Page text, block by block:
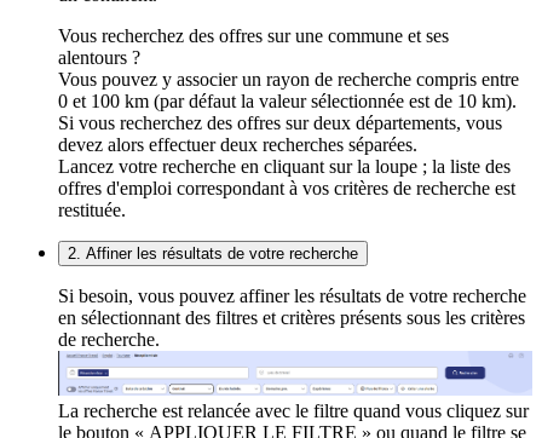
Vous recherchez des offres sur une commune et ses
alentours ?
Vous pouvez y associer un rayon de recherche compris entre
0 et 100 km (par défaut la valeur sélectionnée est de 10 km).
Si vous recherchez des offres sur deux départements, vous
devez alors effectuer deux recherches séparées.
Lancez votre recherche en cliquant sur la loupe ; la liste des
offres d'emploi correspondant à vos critères de recherche est
restituée.
2. Affiner les résultats de votre recherche
Si besoin, vous pouvez affiner les résultats de votre recherche
en sélectionnant des filtres et critères présents sous les critères
de recherche.
La recherche est relancée avec le filtre quand vous cliquez sur
le bouton « APPLIQUER LE FILTRE » ou quand le filtre se